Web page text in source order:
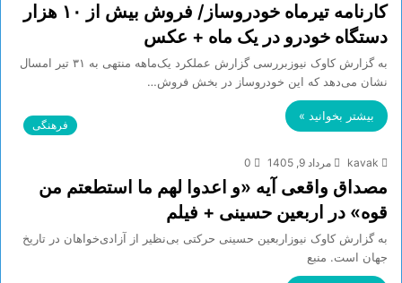
کارنامه تیرماه خودروساز/ فروش بیش از ۱۰ هزار
دستگاه خودرو در یک ماه + عکس
به گزارش کاوک نیوزبررسی گزارش عملکرد یک‌ماهه منتهی به ۳۱ تیر امسال
نشان می‌دهد که این خودروساز در بخش فروش…
بیشتر بخوانید »
فرهنگی
kavak مرداد 9, 1405 0
مصداق واقعی آیه «و اعدوا لهم ما استطعتم من
قوه» در اربعین حسینی + فیلم
به گزارش کاوک نیوزاربعین حسینی حرکتی بی‌نظیر از آزادی‌خواهان در تاریخ
جهان است. منبع